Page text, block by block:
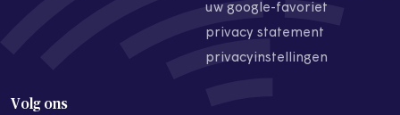
uw google-favoriet
privacy statement
privacyinstellingen
Volg ons